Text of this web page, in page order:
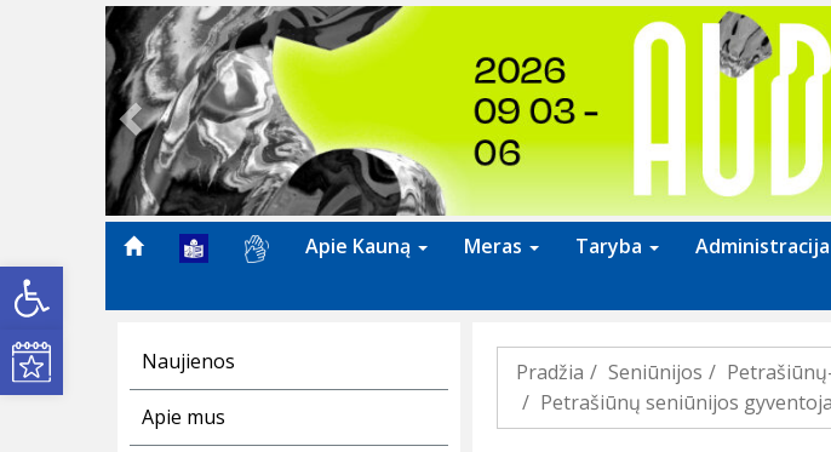
Open toolbar
Kultūros renginiai
Previous
Apie Kauną Meras Taryba Administracija
Naujienos
Apie mus
Pradžia Seniūnijos
Petrašiūnų seniūnijos